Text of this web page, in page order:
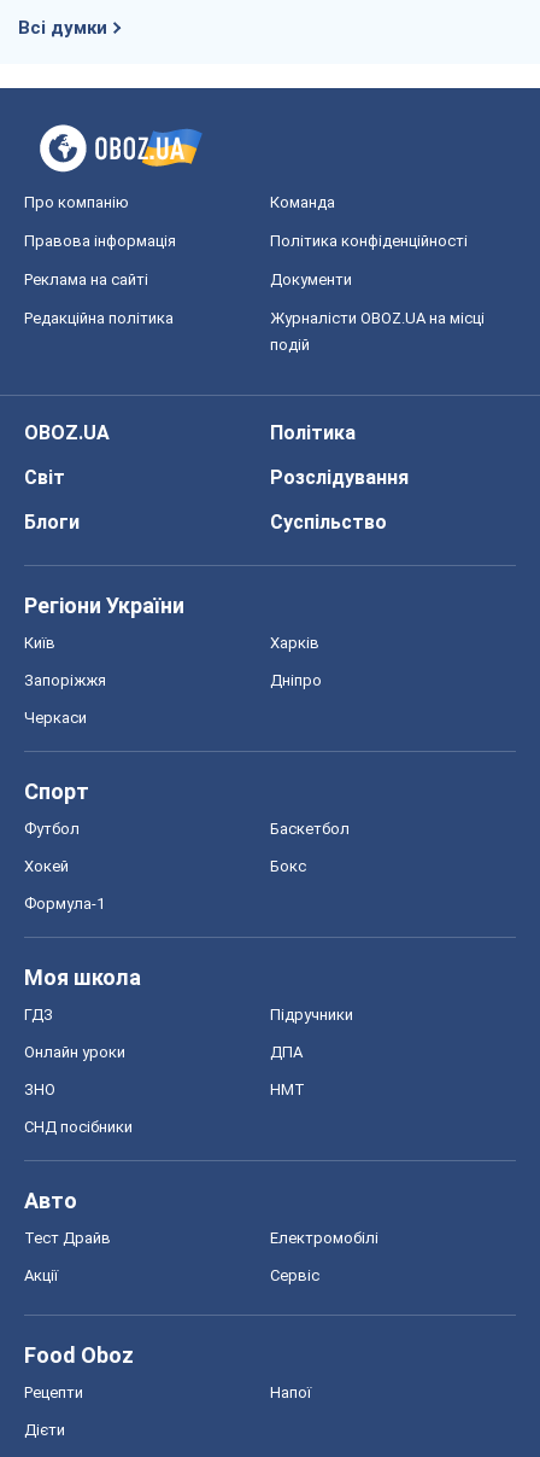
Всі думки
Про компанію Команда
Правова інформація Політика конфіденційності
Реклама на сайті Документи
Редакційна політика
Журналісти OBOZ.UA на місці
подій
OBOZ.UA
Політика
Світ
Розслідування
Блоги
Суспільство
Регіони України
Київ Харків
Запоріжжя Дніпро
Черкаси
Спорт
Футбол Баскетбол
Хокей Бокс
Формула-1
Моя школа
ГДЗ Підручники
Онлайн уроки ДПА
ЗНО НМТ
СНД посібники
Авто
Тест Драйв Електромобілі
Акції Сервіс
Food Oboz
Рецепти Напої
Дієти